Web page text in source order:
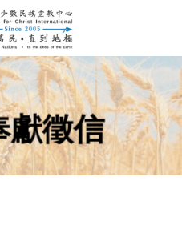
獻徵信